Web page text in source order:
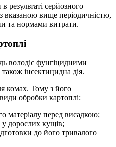
результаті серйозного
вказаною вище періодичністю,
та нормами витрати.
володіє фунгіцидними
інсектицидна дія.
комах. Тому з його
обробки картоплі:
матеріалу перед висадкою;
дорослих кущів;
до його тривалого